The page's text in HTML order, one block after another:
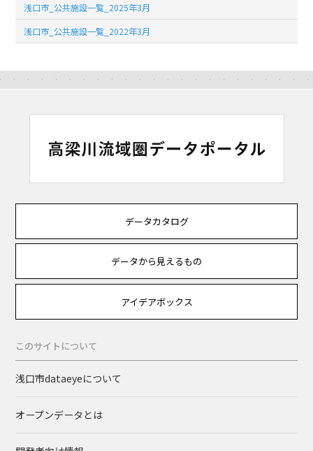
浅口市_公共施設一覧_2025年3月
浅口市_公共施設一覧_2022年3月
データカタログ
データから見えるもの
アイデアボックス
このサイトについて
浅口市dataeyeについて
オープンデータとは